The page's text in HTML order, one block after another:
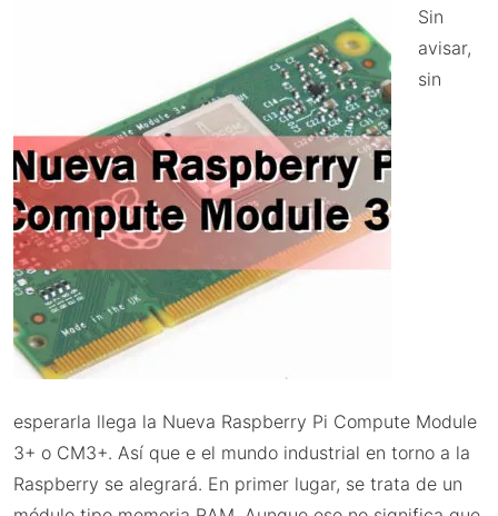
Sin
avisar,
sin
esperarla llega la Nueva Raspberry Pi Compute Module
3+ o CM3+. Así que e el mundo industrial en torno a la
Raspberry se alegrará. En primer lugar, se trata de un